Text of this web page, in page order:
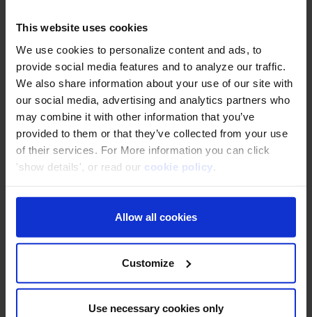
This website uses cookies
We use cookies to personalize content and ads, to
provide social media features and to analyze our traffic.
We also share information about your use of our site with
our social media, advertising and analytics partners who
may combine it with other information that you’ve
provided to them or that they’ve collected from your use
of their services. For More information you can click
'show details', or read our cookie policy
Allow all cookies
Customize
Use necessary cookies only
Infonet (Thailand) .,Ltd
ใช้คลาวด์ AWS อย่างมั่นใจผ่าน Hands-on
Training
KAMU KAMU Co., Ltd.
เพิ่มยอดขายถึง 80% ด้วย AWS Cloud
Pumpkin Corporation Co., Ltd.
ค้นพบแหล่งเรียนรู้ AWS ที่เข้าใจง่ายผ่านบล็อก
DevelopersIO ของ Classmethod
The iCON Software (Thailand) Co.,